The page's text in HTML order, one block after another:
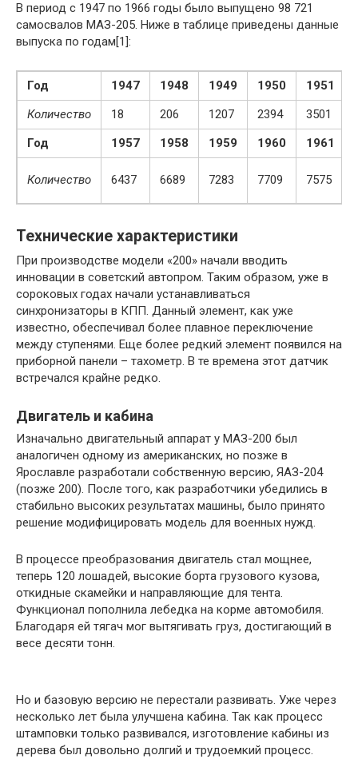
В период с 1947 по 1966 годы было выпущено 98 721
самосвалов МАЗ-205. Ниже в таблице приведены данные
выпуска по годам[1]:
Год 1947 1948 1949 1950 1951
Количество
18 206 1207 2394 3501
Год
1957 1958 1959 1960 1961
Количество 6437 6689 7283 7709 7575
Технические характеристики
При производстве модели «200» начали вводить
инновации в советский автопром. Таким образом, уже в
сороковых годах начали устанавливаться
синхронизаторы в КПП. Данный элемент, как уже
известно, обеспечивал более плавное переключение
между ступенями. Еще более редкий элемент появился на
приборной панели – тахометр. В те времена этот датчик
встречался крайне редко.
Двигатель и кабина
Изначально двигательный аппарат у МАЗ-200 был
аналогичен одному из американских, но позже в
Ярославле разработали собственную версию, ЯАЗ-204
(позже 200). После того, как разработчики убедились в
стабильно высоких результатах машины, было принято
решение модифицировать модель для военных нужд.
В процессе преобразования двигатель стал мощнее,
теперь 120 лошадей, высокие борта грузового кузова,
откидные скамейки и направляющие для тента.
Функционал пополнила лебедка на корме автомобиля.
Благодаря ей тягач мог вытягивать груз, достигающий в
весе десяти тонн.
Но и базовую версию не перестали развивать. Уже через
несколько лет была улучшена кабина. Так как процесс
штамповки только развивался, изготовление кабины из
дерева был довольно долгий и трудоемкий процесс.